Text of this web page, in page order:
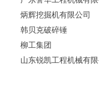
炳辉挖掘机有限公司
韩贝克破碎锤
柳工集团
山东锐凯工程机械有限